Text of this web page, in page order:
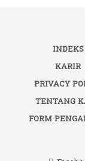
INDEKS
KARIR
PRIVACY
TENTANG
FORM